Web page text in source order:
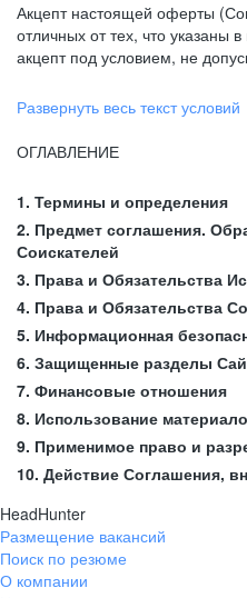
Акцепт настоящей оферты
отличных от тех, что указаны
акцепт под условием, не
Развернуть весь текст условий
ОГЛАВЛЕНИЕ
1. Термины и определения
2. Предмет соглашения.
Соискателей
3. Права и Обязательства
4. Права и Обязательства
5. Информационная
6. Защищенные разделы
7. Финансовые отношения
8. Использование
9. Применимое право и
10. Действие Соглашения,
HeadHunter
Размещение вакансий
Поиск по резюме
О компании